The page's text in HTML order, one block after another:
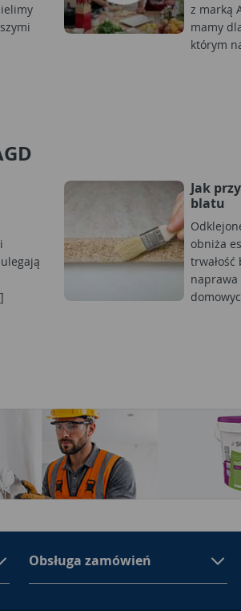
z marką
mamy
którym
Jak
blatu
obniża
trwałość
Obsługa zamówień